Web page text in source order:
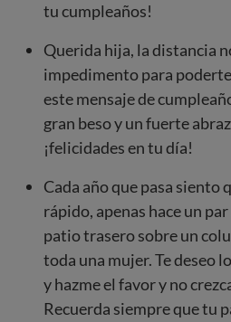
tu cumpleaños!
Querida hija, la distancia
impedimento para
este mensaje de
gran beso y un fuerte
¡felicidades en tu día!
Cada año que pasa siento
rápido, apenas hace un
patio trasero sobre un
toda una mujer. Te deseo
y hazme el favor y no
Recuerda siempre que tu